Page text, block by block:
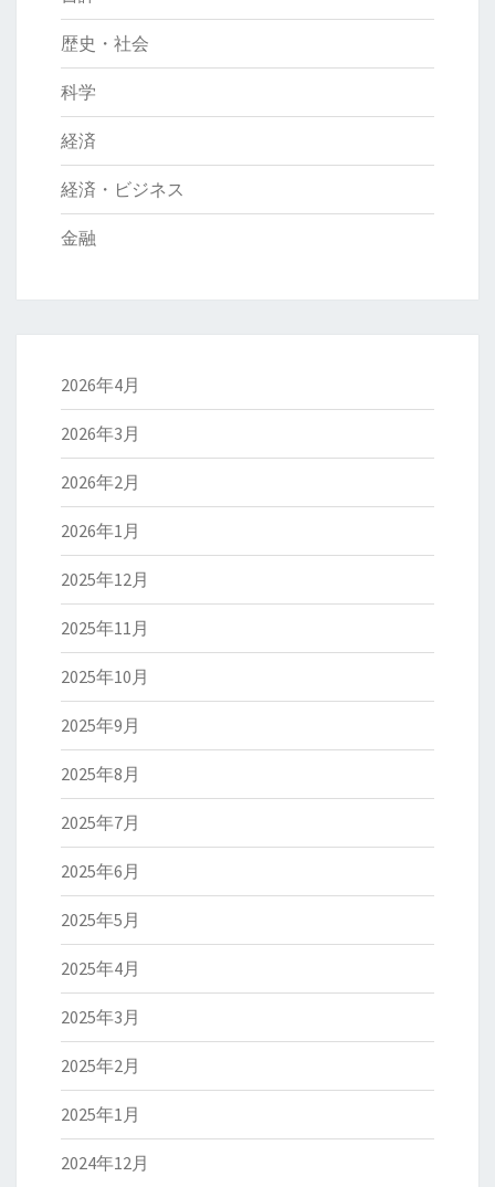
歴史・社会
科学
経済
経済・ビジネス
金融
2026年4月
2026年3月
2026年2月
2026年1月
2025年12月
2025年11月
2025年10月
2025年9月
2025年8月
2025年7月
2025年6月
2025年5月
2025年4月
2025年3月
2025年2月
2025年1月
2024年12月